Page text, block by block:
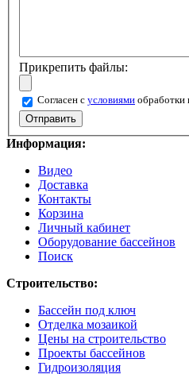
Прикрепить файлы:
Согласен с условиями обработки
Информация:
Видео
Доставка
Контакты
Корзина
Личный кабинет
Оборудование бассейнов
Поиск
Строительство:
Бассейн под ключ
Отделка мозаикой
Цены на строительство
Проекты бассейнов
Гидроизоляция